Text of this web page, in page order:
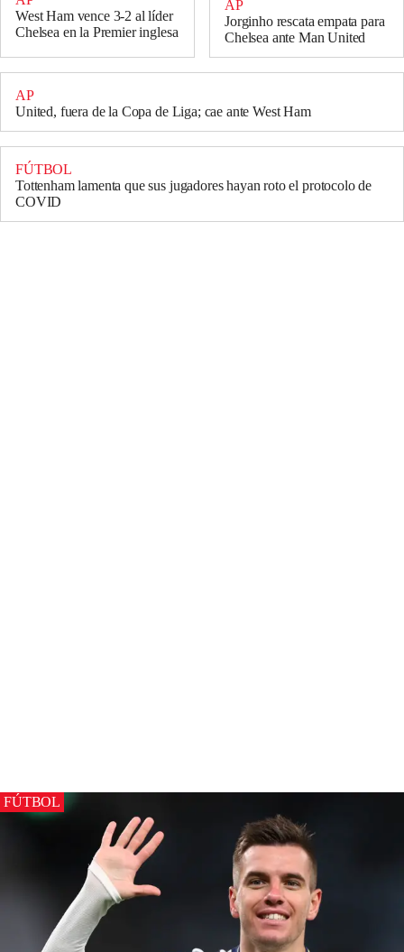
West Ham vence 3-2 al líder
Chelsea en la Premier inglesa
AP
Jorginho rescata empata para
Chelsea ante Man United
AP
United, fuera de la Copa de Liga; cae ante West Ham
FÚTBOL
Tottenham lamenta que sus jugadores hayan roto el protocolo de
COVID
FÚTBOL